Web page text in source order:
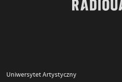
Uniwersytet Artystyczny